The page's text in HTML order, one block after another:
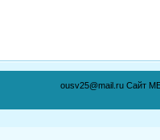
ousv25@mail.ru Сайт